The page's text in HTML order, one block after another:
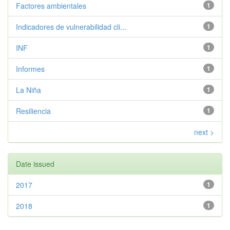
1
Factores ambientales
1
Indicadores de vulnerabilidad cli...
1
INF
1
Informes
1
La Niña
1
Resiliencia
next >
Date issued
1
2017
1
2018